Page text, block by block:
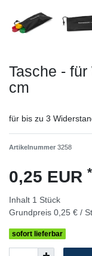
Tasche -
cm
für bis zu 3
Artikelnummer 3258
0,25 EUR *
Inhalt 1 Stück
Grundpreis 0,25 € /
sofort lieferbar